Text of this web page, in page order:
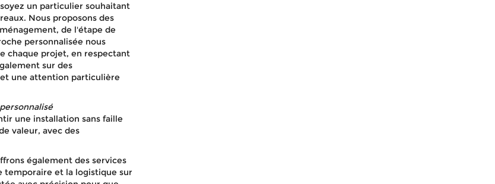
un particulier souhaitant
Nous proposons des
de l'étape de
personnalisée nous
chaque projet, en respectant
sur des
une attention particulière
une installation sans faille
valeur, avec des
également des services
temporaire et la logistique sur